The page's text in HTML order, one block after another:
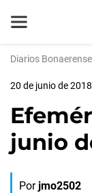
Diarios
20 de junio de
junio
Por jmo2502